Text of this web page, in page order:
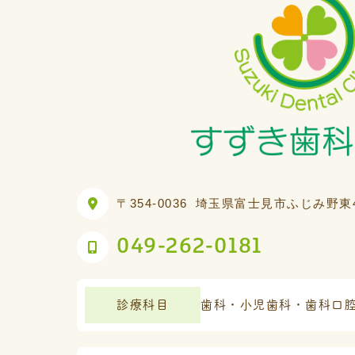
〒354-0036 埼玉県富士見市ふじみ野
049-262-0181
診療科目 歯科・小児歯科・歯科口